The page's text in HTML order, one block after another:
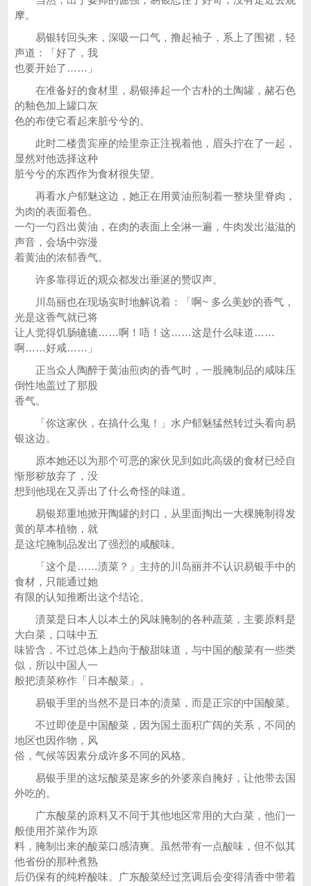
摩。
易银转回头来，深吸一口气，撸起袖子，系上了围裙，轻
声道：「好了，我
也要开始了……」
在准备好的食材里，易银捧起一个古朴的土陶罐，赭石色
的釉色加上罐口灰
色的布使它看起来脏兮兮的。
此时二楼贵宾座的绘里奈正注视着他，眉头拧在了一起，
显然对他选择这种
脏兮兮的东西作为食材很失望。
再看水户郁魅这边，她正在用黄油煎制着一整块里脊肉，
为肉的表面着色。
一勺一勺舀出黄油，在肉的表面上全淋一遍，牛肉发出滋滋的
声音，会场中弥漫
着黄油的浓郁香气。
许多靠得近的观众都发出垂涎的赞叹声。
川岛丽也在现场实时地解说着：「啊~ 多么美妙的香气，
光是这香气就已将
让人觉得饥肠辘辘……啊！唔！这……这是什么味道……
啊……好咸……」
正当众人陶醉于黄油煎肉的香气时，一股腌制品的咸味压
倒性地盖过了那股
香气。
「你这家伙，在搞什么鬼！」水户郁魅猛然转过头看向易
银这边。
原本她还以为那个可恶的家伙见到如此高级的食材已经自
惭形秽放弃了，没
想到他现在又弄出了什么奇怪的味道。
易银郑重地掀开陶罐的封口，从里面掏出一大棵腌制得发
黄的草本植物，就
是这坨腌制品发出了强烈的咸酸味。
「这个是……渍菜？」主持的川岛丽并不认识易银手中的
食材，只能通过她
有限的认知推断出这个结论。
渍菜是日本人以本土的风味腌制的各种蔬菜，主要原料是
大白菜，口味中五
味皆含，不过总体上趋向于酸甜味道，与中国的酸菜有一些类
似，所以中国人一
般把渍菜称作「日本酸菜」。
易银手里的当然不是日本的渍菜，而是正宗的中国酸菜。
不过即使是中国酸菜，因为国土面积广阔的关系，不同的
地区也因作物，风
俗，气候等因素分成许多不同的风格。
易银手里的这坛酸菜是家乡的外婆亲自腌好，让他带去国
外吃的。
广东酸菜的原料又不同于其他地区常用的大白菜，他们一
般使用芥菜作为原
料，腌制出来的酸菜口感清爽。虽然带有一点酸味，但不似其
他省份的那种煮熟
后仍保有的纯粹酸味。广东酸菜经过烹调后会变得清香中带着